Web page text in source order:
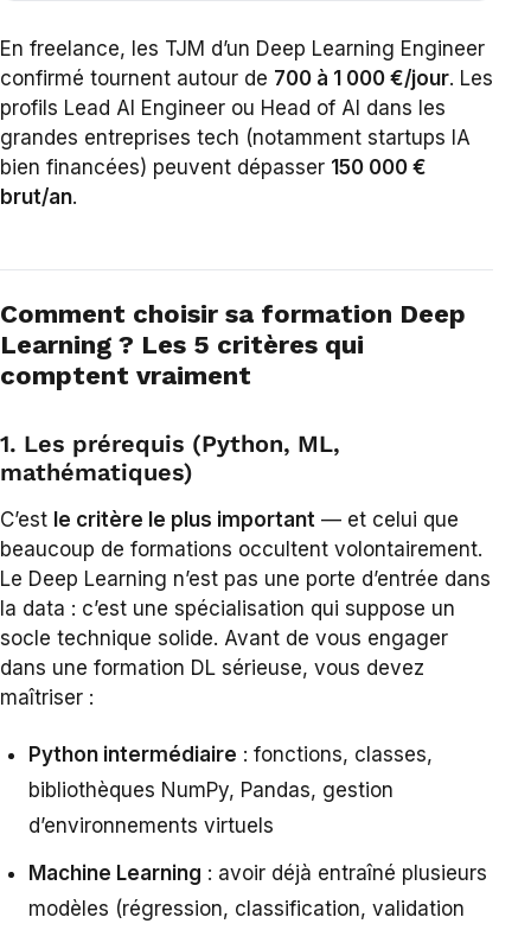
En freelance, les TJM d’un Deep Learning Engineer
confirmé tournent autour de 700 à 1 000 €/jour. Les
profils Lead AI Engineer ou Head of AI dans les
grandes entreprises tech (notamment startups IA
bien financées) peuvent dépasser 150 000 €
brut/an.
Comment choisir sa formation Deep
Learning ? Les 5 critères qui
comptent vraiment
1. Les prérequis (Python, ML,
mathématiques)
C’est le critère le plus important — et celui que
beaucoup de formations occultent volontairement.
Le Deep Learning n’est pas une porte d’entrée dans
la data : c’est une spécialisation qui suppose un
socle technique solide. Avant de vous engager
dans une formation DL sérieuse, vous devez
maîtriser :
Python intermédiaire : fonctions, classes,
bibliothèques NumPy, Pandas, gestion
d’environnements virtuels
Machine Learning : avoir déjà entraîné plusieurs
modèles (régression, classification, validation